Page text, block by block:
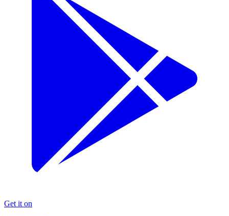
Get it on